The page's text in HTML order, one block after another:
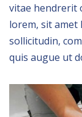
vitae hendrerit
lorem, sit amet
sollicitudin,
quis augue ut